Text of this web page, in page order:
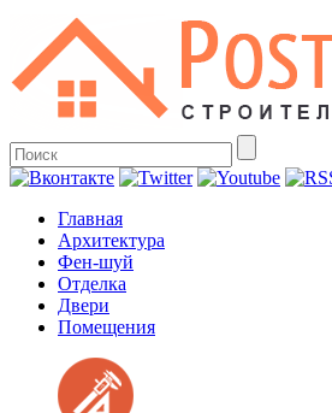
Главная
Архитектура
Фен-шуй
Отделка
Двери
Помещения